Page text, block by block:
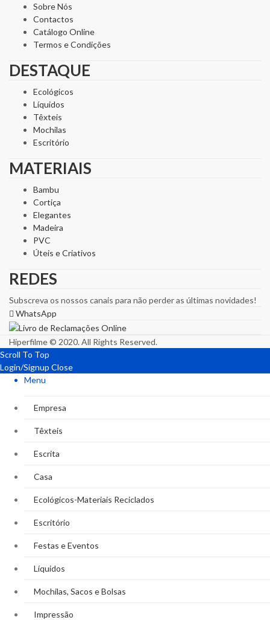
Sobre Nós
Contactos
Catálogo Online
Termos e Condições
DESTAQUE
Ecológicos
Líquidos
Têxteis
Mochilas
Escritório
MATERIAIS
Bambu
Cortiça
Elegantes
Madeira
PVC
Úteis e Criativos
REDES
Subscreva os nossos canais para não perder as últimas novidades!
WhatsApp
Hiperfilme © 2020. All Rights Reserved.
Scroll To Top
Login/Signup Close
Menu
Empresa
Têxteis
Escrita
Casa
Ecológicos-Materiais Reciclados
Escritório
Festas e Eventos
Líquidos
Mochilas, Sacos e Bolsas
Impressão